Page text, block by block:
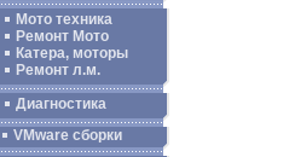
Мото техника
Ремонт Мото
Катера, моторы
Ремонт л.м.
Диагностика
VMware сборки